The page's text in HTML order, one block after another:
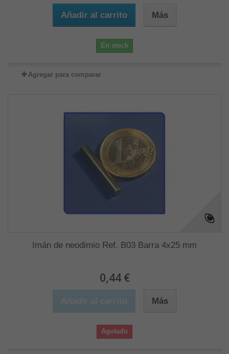
Añadir al carrito Más
En stock
Agregar para comparar
Imán de neodimio Ref. B03 Barra 4x25 mm
0,44 €
Más
Agotado